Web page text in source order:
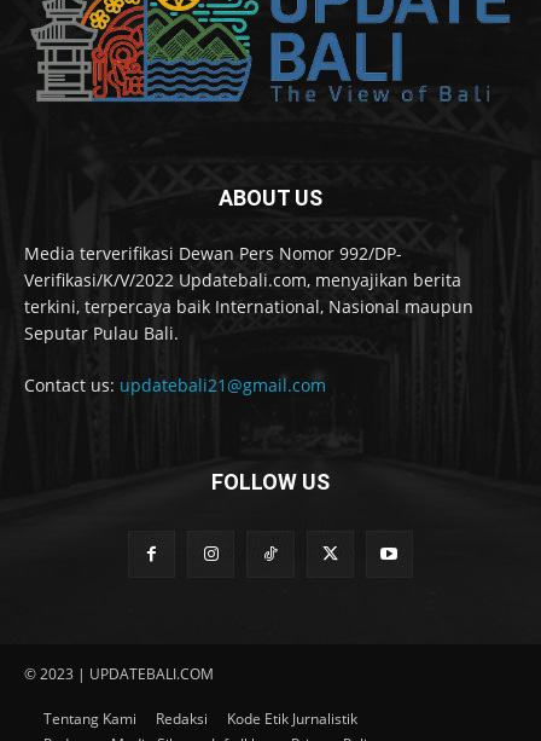
ABOUT US
Media terverifikasi Dewan Pers Nomor 992/DP-
Verifikasi/K/V/2022 Updatebali.com, menyajikan berita
terkini, terpercaya baik International, Nasional maupun
Seputar Pulau Bali.
Contact us: updatebali21@gmail.com
FOLLOW US
© 2023 | UPDATEBALI.COM
Tentang Kami Redaksi
Kode Etik Jurnalistik